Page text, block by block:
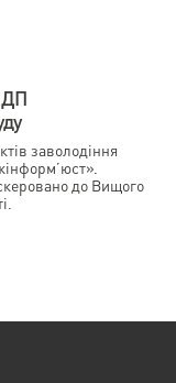
ДП
заволодіння
до Вищого